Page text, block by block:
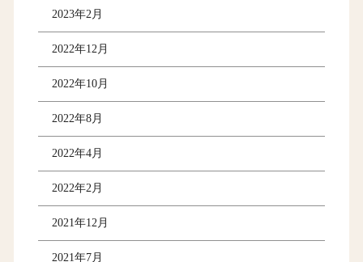
2023年2月
2022年12月
2022年10月
2022年8月
2022年4月
2022年2月
2021年12月
2021年7月